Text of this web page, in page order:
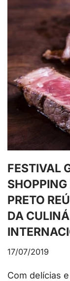
FESTIVAL
SHOPPING
PRETO
DA
17/07/2019
Com delícias